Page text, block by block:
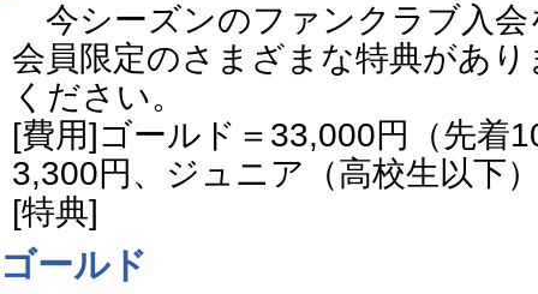
今シーズンのファンクラブ入会
会員限定のさまざまな特典があ
ください。
[費用]ゴールド＝33,000円（先着
3,300円、ジュニア（高校生以下
[特典]
ゴールド